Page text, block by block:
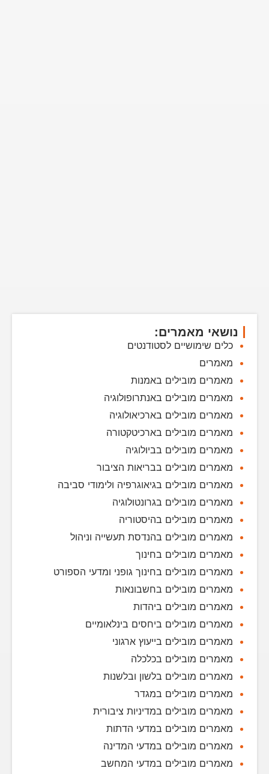
נושאי מאמרים:
כלים שימושיים לסטודנטים
מאמרים
מאמרים מובילים באמנות
מאמרים מובילים באנתרופולוגיה
מאמרים מובילים בארכיאולוגיה
מאמרים מובילים בארכיטקטורה
מאמרים מובילים בביולוגיה
מאמרים מובילים בבריאות הציבור
מאמרים מובילים בגיאוגרפיה ולימודי סביבה
מאמרים מובילים בגרונטולוגיה
מאמרים מובילים בהיסטוריה
מאמרים מובילים בהנדסת תעשייה וניהול
מאמרים מובילים בחינוך
מאמרים מובילים בחינוך גופני ומדעי הספורט
מאמרים מובילים בחשבונאות
מאמרים מובילים ביהדות
מאמרים מובילים ביחסים בינלאומיים
מאמרים מובילים בייעוץ ארגוני
מאמרים מובילים בכלכלה
מאמרים מובילים בלשון ובלשנות
מאמרים מובילים במגדר
מאמרים מובילים במדיניות ציבורית
מאמרים מובילים במדעי הדתות
מאמרים מובילים במדעי המדינה
מאמרים מובילים במדעי המחשב